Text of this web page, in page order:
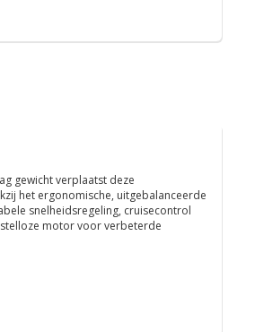
gewicht verplaatst deze
het ergonomische, uitgebalanceerde
snelheidsregeling, cruisecontrol
motor voor verbeterde